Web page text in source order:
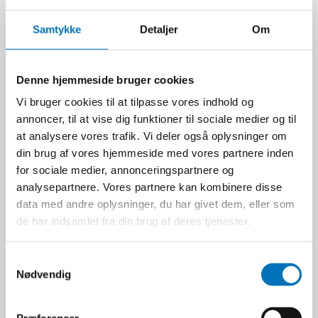
Samtykke Detaljer Om
Denne hjemmeside bruger cookies
Vi bruger cookies til at tilpasse vores indhold og
annoncer, til at vise dig funktioner til sociale medier og til
at analysere vores trafik. Vi deler også oplysninger om
din brug af vores hjemmeside med vores partnere inden
for sociale medier, annonceringspartnere og
analysepartnere. Vores partnere kan kombinere disse
data med andre oplysninger, du har givet dem, eller som
de har indsamlet fra din brug af deres tjenester.
Nødvendig
Mercalin Mærkespray RS
500 ml Gul
Mercalin
102605
129,00 DKK